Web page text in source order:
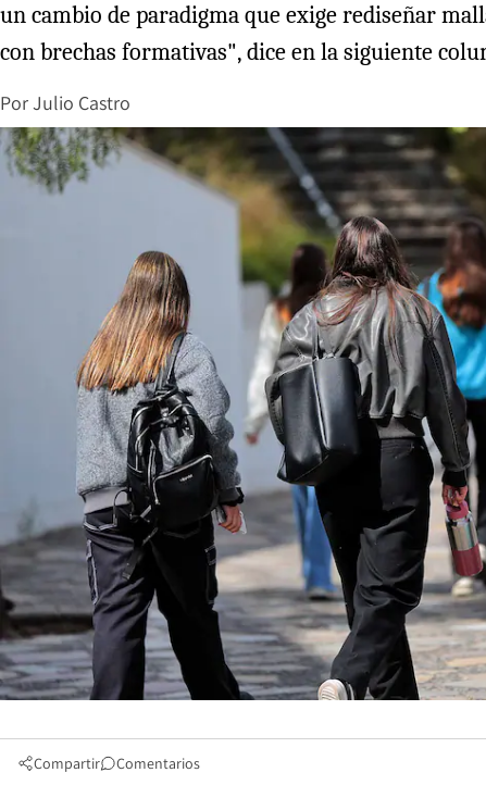
un cambio de paradigma que exige rediseñar
con brechas formativas", dice en la siguiente
PorJulio Castro
Compartir Comentarios